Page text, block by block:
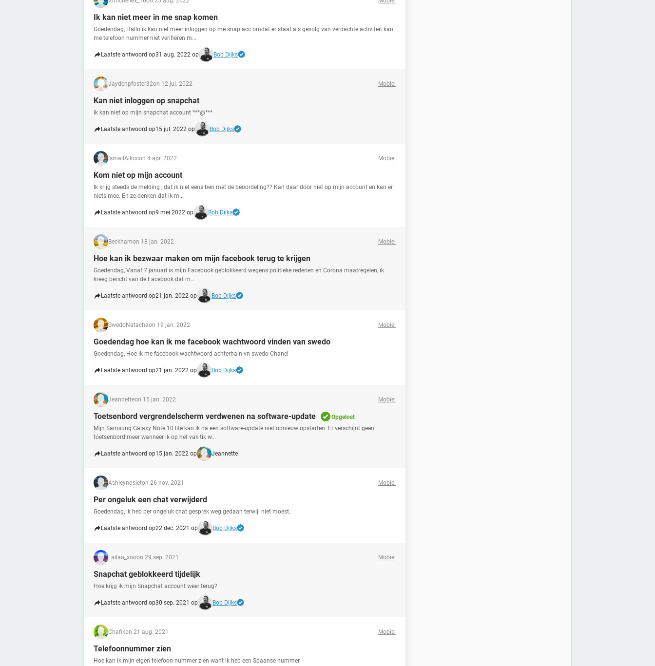
Ik kan niet meer in me snap komen
Goedendag, Hallo ik kan niet meer inloggen op me snap acc omdat er staat als gevolg van verdachte activiteit kan
me telefoon nummer niet verifiëren m...
Laatste antwoord op31 aug. 2022 op Bob Dijks
Jaydenpfoster32on 12 jul. 2022 Mobiel
Kan niet inloggen op snapchat
ik kan niet op mijn snapchat account ***@***
Laatste antwoord op15 jul. 2022 op Bob Dijks
IsmailAlkocon 4 apr. 2022 Mobiel
Kom niet op mijn account
Ik krijg steeds de melding , dat ik niet eens ben met de beoordeling?? Kan daar door niet op mijn account en kan er
niets mee. En ze denken dat ik m...
Laatste antwoord op9 mei 2022 op Bob Dijks
Beckhamon 18 jan. 2022 Mobiel
Hoe kan ik bezwaar maken om mijn facebook terug te krijgen
Goedendag, Vanaf 7 januari is mijn Facebook geblokkeerd wegens politieke redenen en Corona maatregelen, ik
kreeg bericht van de Facebook dat m...
Laatste antwoord op21 jan. 2022 op Bob Dijks
SwedoNatachaon 19 jan. 2022 Mobiel
Goedendag hoe kan ik me facebook wachtwoord vinden van swedo
Goedendag, Hoe ik me facebook wachtwoord achterhaln vn swedo Chanel
Laatste antwoord op21 jan. 2022 op Bob Dijks
Jeannetteon 15 jan. 2022 Mobiel
Toetsenbord vergrendelscherm verdwenen na software-update
Opgelost
Mijn Samsung Galaxy Note 10 lite kan ik na een software-update niet opnieuw opstarten. Er verschijnt geen
toetsenbord meer wanneer ik op het vak tik w...
Laatste antwoord op15 jan. 2022 op Jeannette
Ashleynosieton 26 nov. 2021 Mobiel
Per ongeluk een chat verwijderd
Goedendag, ik heb per ongeluk chat gesprek weg gedaan terwijl niet moest.
Laatste antwoord op22 dec. 2021 op Bob Dijks
Lailaa_xooon 29 sep. 2021 Mobiel
Snapchat geblokkeerd tijdelijk
Hoe krijg ik mijn Snapchat account weer terug?
Laatste antwoord op30 sep. 2021 op Bob Dijks
Chafikon 21 aug. 2021 Mobiel
Telefoonnummer zien
Hoe kan ik mijn eigen telefoon nummer zien want ik heb een Spaanse nummer.